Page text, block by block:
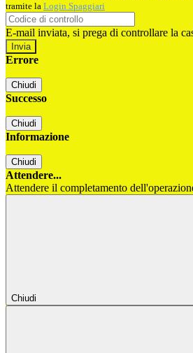
tramite la Login Spaggiari
E-mail inviata, si prega di controllare la
Errore
Chiudi
Successo
Chiudi
Informazione
Chiudi
Attendere...
Attendere il completamento
Chiudi